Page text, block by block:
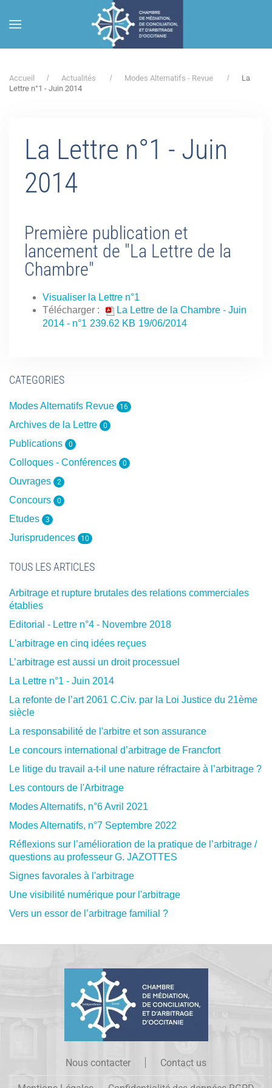
Accéder au contenu principal
Accueil Actualités Modes Alternatifs - Revue
La
Lettre n°1 - Juin 2014
La Lettre n°1 - Juin
2014
Première publication et
lancement de "La Lettre de la
Chambre"
Visualiser la Lettre n°1
Télécharger :
La Lettre de la Chambre - Juin
2014 - n°1 239.62 KB 19/06/2014
CATEGORIES
Modes Alternatifs Revue 16
Archives de la Lettre 0
Publications 0
Colloques - Conférences 0
Ouvrages 2
Concours 0
Etudes 3
Jurisprudences 10
TOUS LES ARTICLES
Arbitrage et rupture brutales des relations commerciales
établies
Editorial - Lettre n°4 - Novembre 2018
L'arbitrage en cinq idées reçues
L’arbitrage est aussi un droit processuel
La Lettre n°1 - Juin 2014
La refonte de l’art 2061 C.Civ. par la Loi Justice du 21ème
siècle
La responsabilité de l'arbitre et son assurance
Le concours international d’arbitrage de Francfort
Le litige du travail a-t-il une nature réfractaire à l’arbitrage ?
Les contours de l'Arbitrage
Modes Alternatifs, n°6 Avril 2021
Modes Alternatifs, n°7 Septembre 2022
Réflexions sur l’amélioration de la pratique de l’arbitrage /
questions au professeur G. JAZOTTES
Signes favorales à l'arbitrage
Une visibilité numérique pour l'arbitrage
Vers un essor de l’arbitrage familial ?
Nous contacter Contact us